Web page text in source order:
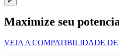
Maximize seu
VEJA A COMPATIBILIDADE DE